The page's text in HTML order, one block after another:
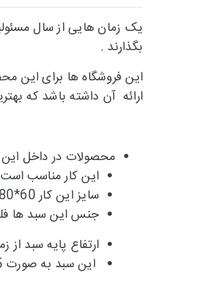
یک زمان هایی از سال
بگذارند .
این فروشگاه ها برای این
ارائه آن داشته باشد که
محصولات در داخل این
این کار مناسب
سایز این کار 60*80سانتیمتر است.
جنس این سبد ها
ارتفاع پایه سبد از زمین 80
این سبد به صورت 5 قطعه فلزی میباشد که پس از مونتاژ به صورت سبد حراجی میباشد.